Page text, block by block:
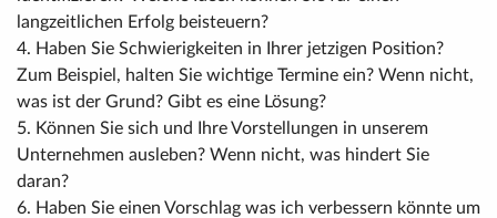
langzeitlichen Erfolg beisteuern?
4. Haben Sie Schwierigkeiten in Ihrer jetzigen Position?
Zum Beispiel, halten Sie wichtige Termine ein? Wenn nicht,
was ist der Grund? Gibt es eine Lösung?
5. Können Sie sich und Ihre Vorstellungen in unserem
Unternehmen ausleben? Wenn nicht, was hindert Sie
daran?
6. Haben Sie einen Vorschlag was ich verbessern könnte um